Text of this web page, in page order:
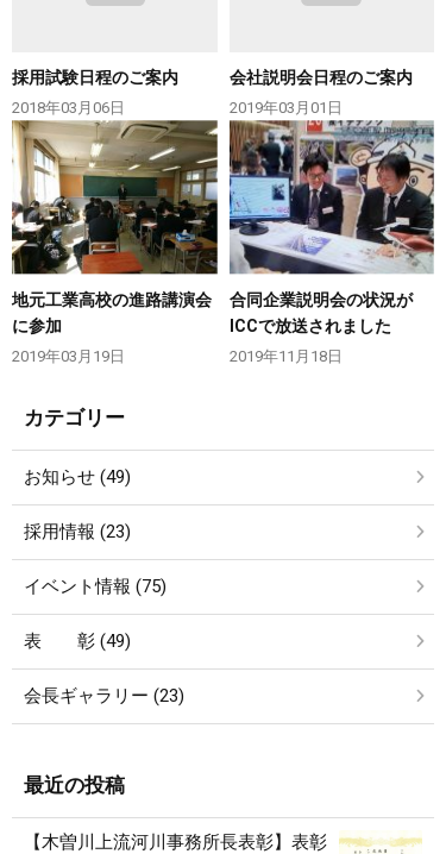
採用試験日程のご案内
2018年03月06日
会社説明会日程のご案内
2019年03月01日
地元工業高校の進路講演会
に参加
2019年03月19日
合同企業説明会の状況が
ICCで放送されました
2019年11月18日
カテゴリー
お知らせ (49)
採用情報 (23)
イベント情報 (75)
表 彰 (49)
会長ギャラリー (23)
最近の投稿
【木曽川上流河川事務所長表彰】表彰